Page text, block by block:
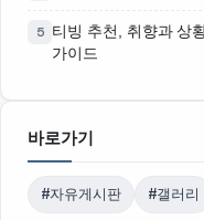
5 티빙 추천, 취향과 상
가이드
바로가기
#자유게시판 #갤러리